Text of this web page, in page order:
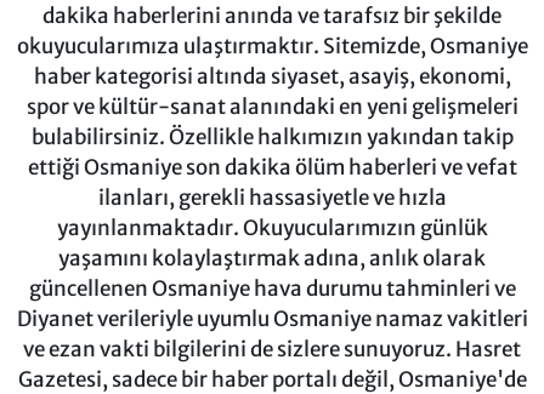
dakika haberlerini anında ve tarafsız bir şekilde
okuyucularımıza ulaştırmaktır. Sitemizde, Osmaniye
haber kategorisi altında siyaset, asayiş, ekonomi,
spor ve kültür-sanat alanındaki en yeni gelişmeleri
bulabilirsiniz. Özellikle halkımızın yakından takip
ettiği Osmaniye son dakika ölüm haberleri ve vefat
ilanları, gerekli hassasiyetle ve hızla
yayınlanmaktadır. Okuyucularımızın günlük
yaşamını kolaylaştırmak adına, anlık olarak
güncellenen Osmaniye hava durumu tahminleri ve
Diyanet verileriyle uyumlu Osmaniye namaz vakitleri
ve ezan vakti bilgilerini de sizlere sunuyoruz. Hasret
Gazetesi, sadece bir haber portalı değil, Osmaniye'de